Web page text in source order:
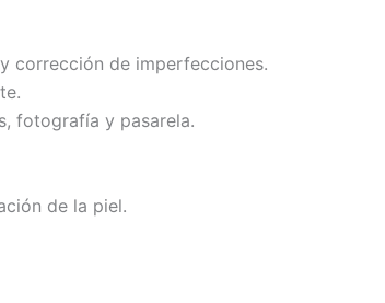
corrección de imperfecciones.
fotografía y pasarela.
de la piel.